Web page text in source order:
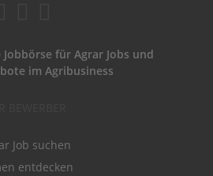
für Agrar Jobs und
im Agribusiness
Job suchen
entdecken